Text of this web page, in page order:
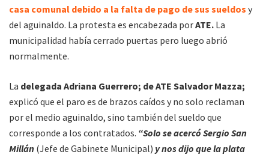
casa comunal debido a la falta de pago de sus sueldos y
del aguinaldo. La protesta es encabezada porATE. La
municipalidad había cerrado puertas pero luego abrió
normalmente.
La delegada Adriana Guerrero; de ATE Salvador Mazza;
explicó que el paro es de brazos caídos y no solo reclaman
por el medio aguinaldo, sino también del sueldo que
corresponde a los contratados. “Solo se acercó Sergio San
Millán (Jefe de Gabinete Municipal) y nos dijo que la plata